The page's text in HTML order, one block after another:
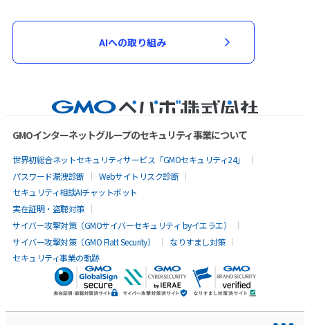
AIへの取り組み
GMOインターネットグループのセキュリティ事業について
世界初総合ネットセキュリティサービス「GMOセキュリティ24」
パスワード漏洩診断
Webサイトリスク診断
セキュリティ相談AIチャットボット
実在証明・盗聴対策
サイバー攻撃対策（GMOサイバーセキュリティ byイエラエ）
サイバー攻撃対策（GMO Flatt Security）
なりすまし対策
セキュリティ事業の軌跡